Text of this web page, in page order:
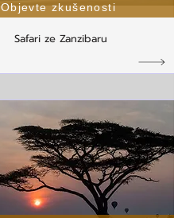
Objevte zkušenosti
Safari ze Zanzibaru